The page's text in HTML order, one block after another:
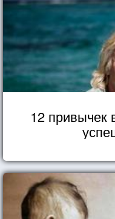
12 привычек